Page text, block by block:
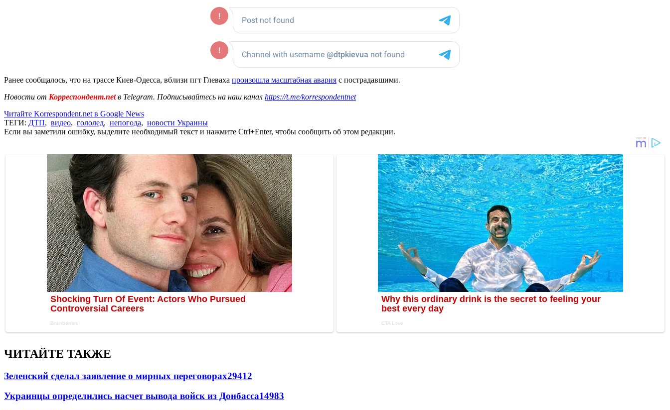
Ранее сообщалось, что на трассе Киев-Одесса, вблизи пгт Глеваха произошла масштабная авария с пострадавшими.
Новости от Корреспондент.netв Telegram. Подписывайтесь на наш канал https://t.me/korrespondentnet
Читайте Korrespondent.net в Google News
ТЕГИ: ДТП, видео, гололед, непогода, новости Украины
Если вы заметили ошибку, выделите необходимый текст и нажмите Ctrl+Enter, чтобы сообщить об этом редакции.
ЧИТАЙТЕ ТАКЖЕ
Зеленский сделал заявление о мирных переговорах29412
Украинцы определились насчет вывода войск из Донбасса14983